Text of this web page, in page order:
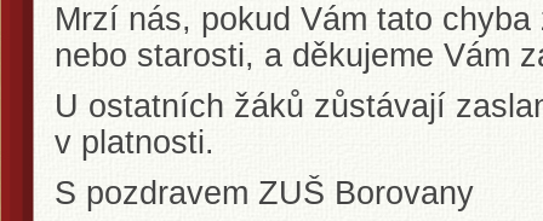
Mrzí nás, pokud Vám tato
nebo starosti, a děkujeme Vám
U ostatních žáků zůstávají
v platnosti.
S pozdravem ZUŠ Borovany